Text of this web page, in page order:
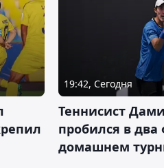
19:42, Сегодня
Теннисист
пробился в
домашнем